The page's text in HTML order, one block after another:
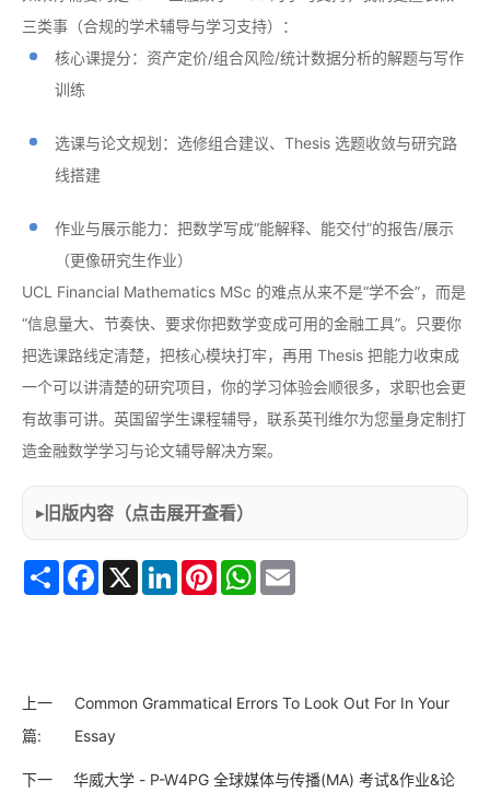
三类事（合规的学术辅导与学习支持）：
核心课提分：资产定价/组合风险/统计数据分析的解题与写作
训练
选课与论文规划：选修组合建议、Thesis 选题收敛与研究路
线搭建
作业与展示能力：把数学写成“能解释、能交付”的报告/展示
（更像研究生作业）
UCL Financial Mathematics MSc 的难点从来不是“学不会”，而是
“信息量大、节奏快、要求你把数学变成可用的金融工具”。只要你
把选课路线定清楚，把核心模块打牢，再用 Thesis 把能力收束成
一个可以讲清楚的研究项目，你的学习体验会顺很多，求职也会更
有故事可讲。 英国留学生课程辅导，联系英刊维尔为您量身定制打
造金融数学学习与论文辅导解决方案。
旧版内容（点击展开查看）
Share Facebook
X LinkedInPinterestWhatsApp
上一
篇:
Common Grammatical Errors To Look Out For In Your
Essay
下一
华威大学 - P-W4PG 全球媒体与传播(MA) 考试&作业&论